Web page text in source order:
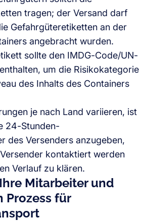
tragen; der Versand darf
Gefahrgüteretiketten an der
angebracht wurden.
sollte den IMDG-Code/UN-
um die Risikokategorie
des Inhalts des Containers
je nach Land variieren, ist
24-Stunden-
des Versenders anzugeben,
kontaktiert werden
Verlauf zu klären.
Mitarbeiter und
Prozess für